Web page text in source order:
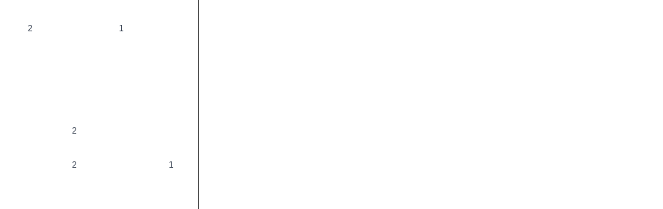
2 1
2
2 1